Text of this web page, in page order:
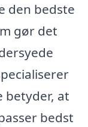
den bedste
gør det
betyder, at
bedst